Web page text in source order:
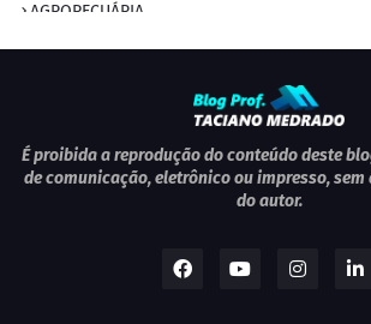
AGROPECUÁRIA
AMBIENTE
ANIVERSÁRIO DA CIDADE
ANIVERSÁRIOS
APEXBRASIL
É proibida a reprodução do conteúdo deste
de comunicação, eletrônico ou impresso,
do autor.